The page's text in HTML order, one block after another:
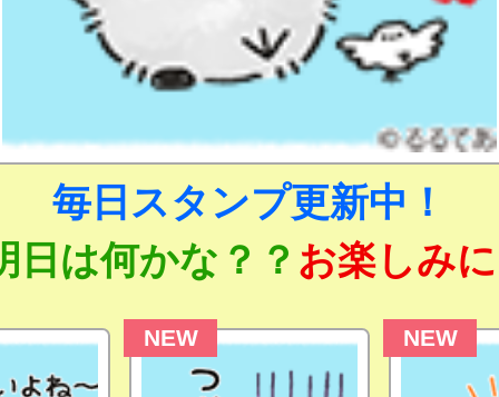
毎日スタンプ更新中！
日は何かな？？ お楽しみ
NEW NEW